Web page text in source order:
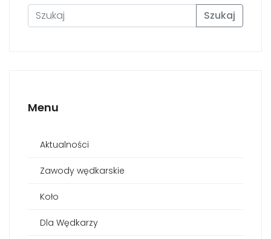
Szukaj
Menu
Aktualności
Zawody wędkarskie
Koło
Dla Wędkarzy